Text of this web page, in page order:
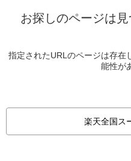
お探しのページは見
指定されたURLのページは存在
能性が
楽天全国ス